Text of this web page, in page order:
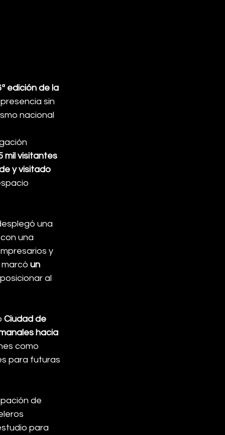
edición de la
sin
nacional
mil visitantes
y visitado
una
una
y
un
al
Ciudad de
hacia
como
para futuras
de
para